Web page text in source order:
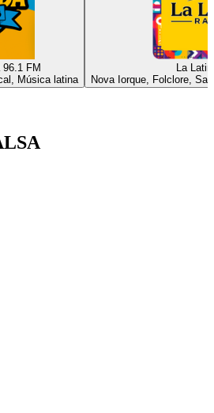
96.1 FM
Música latina
La
Nova Iorque, Folclore,